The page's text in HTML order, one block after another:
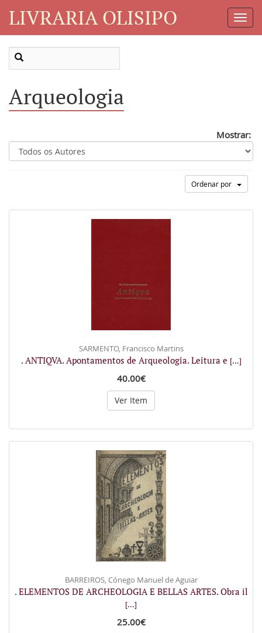
LIVRARIA OLISIPO
Arqueologia
Mostrar:
Ordenar por
SARMENTO, Francisco Martins
. ANTIQVA. Apontamentos de Arqueologia. Leitura e [...]
40.00€
Ver Item
BARREIROS, Cónego Manuel de Aguiar
. ELEMENTOS DE ARCHEOLOGIA E BELLAS ARTES. Obra il
[...]
25.00€